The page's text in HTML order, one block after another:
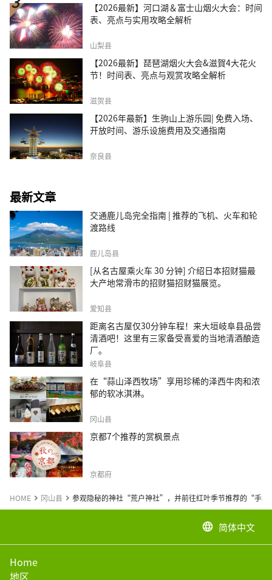
【2026最新】河口湖＆富士山烟火大会：时间
表、亮点与实用攻略全解析
山梨县
【2026最新】琵琶湖烟火大会&滋賀4大花火
节！时间表、亮点与观赏攻略全解析
滋贺县
【2026年最新】生驹山上游乐园| 免费入场、
开放时间、游乐设施费用及交通指南
奈良县
最新文章
交通鹿儿岛完全指南 | 推荐的飞机、火车和轮
渡路线
鹿儿岛县
[从名古屋乘火车 30 分钟] 介绍日本招财猫最
大产地常滑市的招财猫招财猫展览。
爱知县
距离名古屋仅30分钟车程！来大垣岐阜县品尝
清酒吧！这里有三家备受喜爱的当地清酒酿造
厂。
岐阜县
在“蒜山泽西牧场”享用珍稀的泽西牛肉和浓
郁的软冰淇淋。
冈山县
京都7个推荐的赏枫景点
京都府
HOME 冈山县 参观隐秘的神社“荒户神社”，并前往红叶季节推荐的“手
language 简体中文
Home
地区